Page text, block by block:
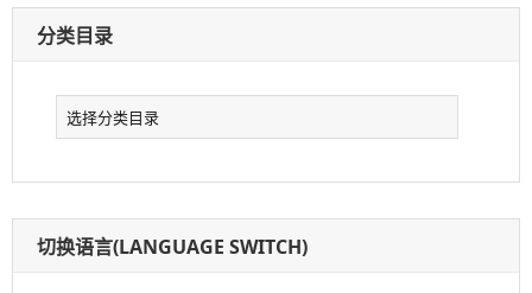
分类目录
切换语言(LANGUAGE SWITCH)